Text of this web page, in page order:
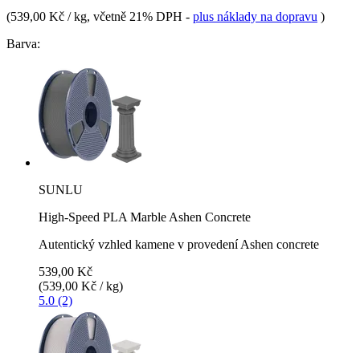
(539,00 Kč / kg, včetně 21% DPH - plus náklady na dopravu )
Barva:
SUNLU
High-Speed PLA Marble Ashen Concrete
Autentický vzhled kamene v provedení Ashen concrete
539,00 Kč
(539,00 Kč / kg)
5.0 (2)